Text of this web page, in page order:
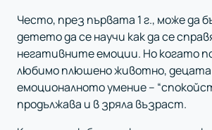
Често, през първата 1 г., може да
детето да се научи как да се
негативните емоции. Но когато
любимо плюшено животно,
емоционалното умение –
продължава и в зряла възраст.